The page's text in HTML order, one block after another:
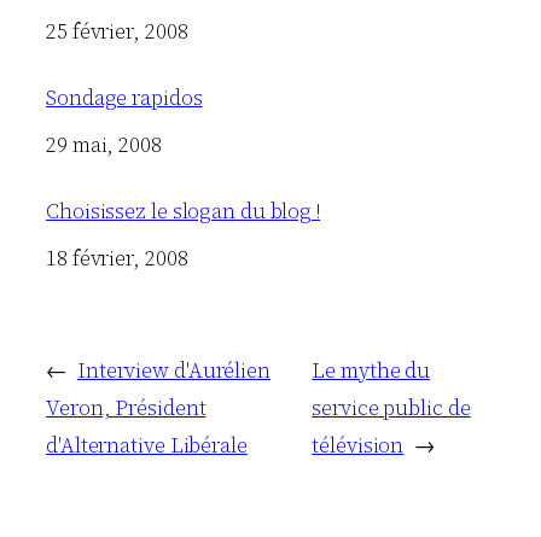
Date
25 février, 2008
Sondage rapidos
Date
29 mai, 2008
Choisissez le slogan du blog !
Date
18 février, 2008
← Interview d'Aurélien
Veron, Président
d'Alternative Libérale
Le mythe du
service public de
télévision →